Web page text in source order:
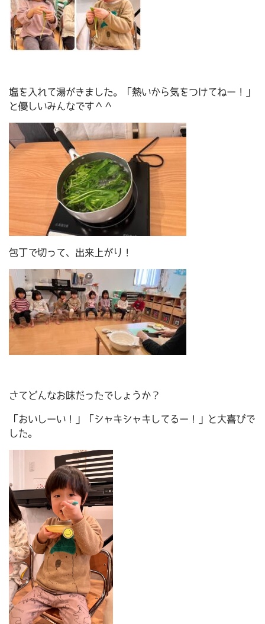
塩を入れて湯がきました。「熱いから気をつけてねー！」
と優しいみんなです＾＾
包丁で切って、出来上がり！
さてどんなお味だったでしょうか？
「おいしーい！」「シャキシャキしてるー！」と大喜びで
した。